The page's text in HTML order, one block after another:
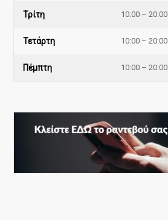
Τρίτη 10:00 – 20:00
Τετάρτη 10:00 – 20:00
Πέμπτη 10:00 – 20:00